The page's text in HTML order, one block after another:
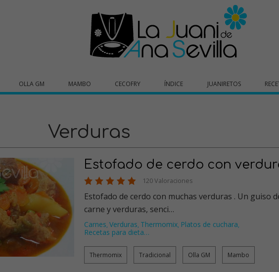
OLLA GM MAMBO CECOFRY ÍNDICE JUANIRETOS
Verduras
Estofado de cerdo con
120 Valoraciones
Estofado de cerdo con muchas verduras . Un guiso
carne y verduras, senci…
Carnes, Verduras, Thermomix, Platos de cuchara,
Recetas para dieta…
Thermomix Tradicional Olla GM Mambo